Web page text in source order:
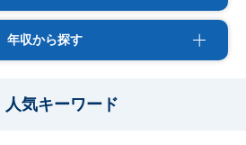
年収から探す
人気キーワード